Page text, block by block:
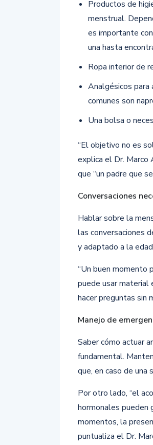
Productos de
menstrual.
es importante
una hasta
Ropa interior de
Analgésicos para
comunes son
Una bolsa o
“El objetivo no es
explica el Dr. Marco
que “un padre que
Conversaciones
Hablar sobre la
las conversaciones
y adaptado a la
“Un buen momento
puede usar material
hacer preguntas sin
Manejo de
Saber cómo actuar
fundamental.
que, en caso de una
Por otro lado, “el
hormonales pueden
momentos, la
puntualiza el Dr.